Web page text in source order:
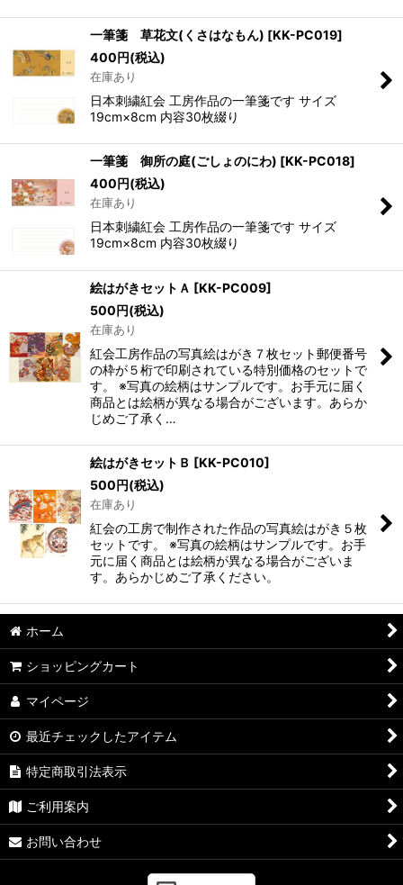
一筆箋 草花文(くさはなもん) [KK-PC019]
400円(税込)
在庫あり
日本刺繍紅会 工房作品の一筆箋です サイズ
19cm×8cm 内容30枚綴り
一筆箋 御所の庭(ごしょのにわ) [KK-PC018]
400円(税込)
在庫あり
日本刺繍紅会 工房作品の一筆箋です サイズ
19cm×8cm 内容30枚綴り
絵はがきセットＡ [KK-PC009]
500円(税込)
在庫あり
紅会工房作品の写真絵はがき７枚セット郵便番号
の枠が５桁で印刷されている特別価格のセットで
す。 ※写真の絵柄はサンプルです。お手元に届く
商品とは絵柄が異なる場合がございます。あらか
じめご了承く…
絵はがきセットＢ [KK-PC010]
500円(税込)
在庫あり
紅会の工房で制作された作品の写真絵はがき５枚
セットです。 ※写真の絵柄はサンプルです。お手
元に届く商品とは絵柄が異なる場合がございま
す。あらかじめご了承ください。
ホーム
ショッピングカート
マイページ
最近チェックしたアイテム
特定商取引法表示
ご利用案内
お問い合わせ